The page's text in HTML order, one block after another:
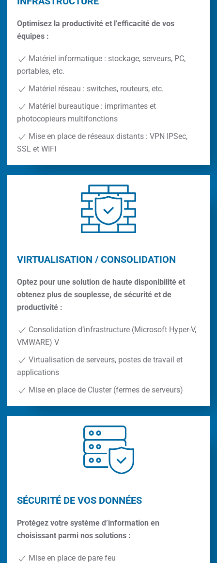
Optimisez la productivité et l’efficacité de vos
équipes :
Matériel informatique : stockage, serveurs, PC,
portables, etc.
Matériel réseau : switches, routeurs, etc.
Matériel bureautique : imprimantes et
photocopieurs multifonctions
Mise en place de réseaux distants : VPN IPSec,
SSL et WIFI
VIRTUALISATION / CONSOLIDATION
Optez pour une solution de haute disponibilité et
obtenez plus de souplesse, de sécurité et de
productivité :
Consolidation d’infrastructure (Microsoft Hyper-V,
VMWARE) V
Virtualisation de serveurs, postes de travail et
applications
Mise en place de Cluster (fermes de serveurs)
SÉCURITÉ DE VOS DONNÉES
Protégez votre système d’information en
choisissant parmi nos solutions :
Mise en place de pare feu